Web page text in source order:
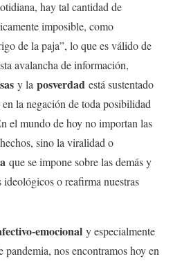
hay tal cantidad de
imposible, como
de la paja”, lo que es válido de
avalancha de información,
y la posverdad está sustentado
la negación de toda posibilidad
el mundo de hoy no importan las
sino la viralidad o
que se impone sobre las demás y
o reafirma nuestras
emocional y especialmente
nos encontramos hoy en